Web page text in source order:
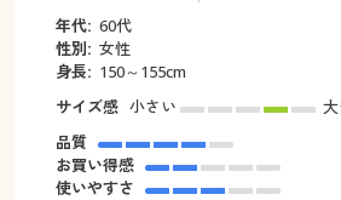
年代: 60代
性別: 女性
身長: 150～155cm
サイズ感 小さい
品質
お買い得感
使いやすさ